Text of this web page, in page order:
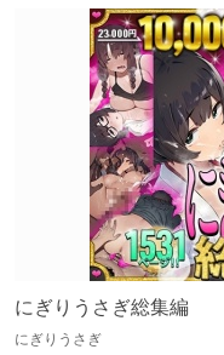
にぎりうさぎ総集編
にぎりうさぎ